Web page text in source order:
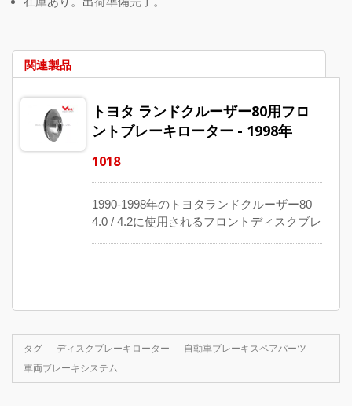
関連製品
トヨタ ランドクルーザー80用フロ
ントブレーキローター - 1998年
1018
1990-1998年のトヨタランドクルーザー80
4.0 / 4.2に使用されるフロントディスクブレ
タグ ディスクブレーキローター 自動車ブレーキスペアパーツ
車両ブレーキシステム